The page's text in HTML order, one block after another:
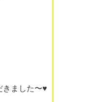
きました〜♥️